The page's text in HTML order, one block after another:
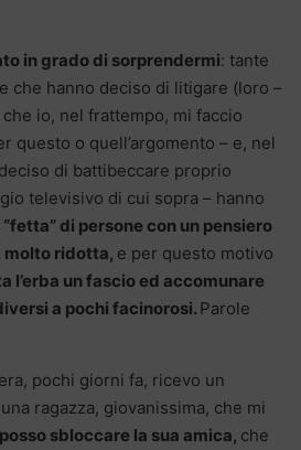
in grado di sorprendermi: tante
che hanno deciso di litigare (loro –
io, nel frattempo, mi faccio
questo o quell’argomento – e, nel
di battibeccare proprio
televisivo di cui sopra – hanno
“fetta” di persone con un pensiero
molto ridotta, e per questo motivo
l’erba un fascio ed accomunare
a pochi facinorosi. Parole
pochi giorni fa, ricevo un
ragazza, giovanissima, che mi
posso sbloccare la sua amica, che